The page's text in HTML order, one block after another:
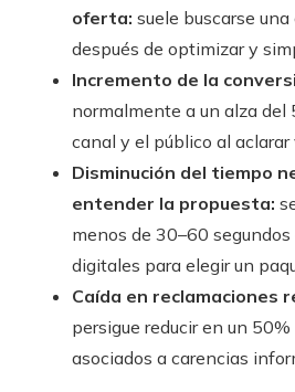
oferta: suele buscarse
después de optimizar y
Incremento de la
normalmente a un alza del
canal y el público al
Disminución del tiempo
entender la propuesta:
menos de 30–60
digitales para elegir un
Caída en reclamaciones
persigue reducir en un
asociados a carencias